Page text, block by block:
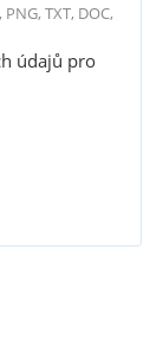
PNG, TXT, DOC,
údajů pro